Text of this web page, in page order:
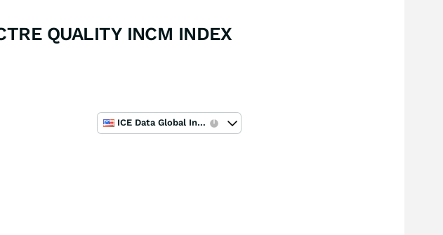
QUALITY INCM INDEX
ICE Data Global Index